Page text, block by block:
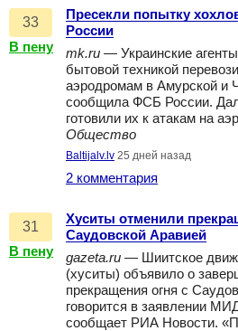
33
В пену
Пресекли попытку
России
mk.ru — Украинские
бытовой техникой
аэродромам в Амурской и
сообщила ФСБ России.
готовили их к атакам на
Общество
Baltijalv.lv 25 дней назад
2 комментария
31
В пену
Хуситы отменили
Саудовской Аравией
gazeta.ru — Шиитское
(хуситы) объявило о
прекращения огня с
говорится в заявлении
сообщает РИА Новости.